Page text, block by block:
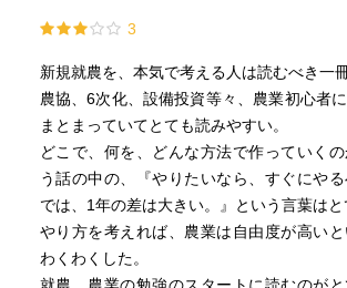
3
新規就農を、本気で考える人は読むべき一冊
農協、6次化、設備投資等々、農業初心者
まとまっていてとても読みやすい。
どこで、何を、どんな方法で作っていく
う話の中の、『やりたいなら、すぐにや
では、1年の差は大きい。』という言葉はと
やり方を考えれば、農業は自由度が高い
わくわくした。